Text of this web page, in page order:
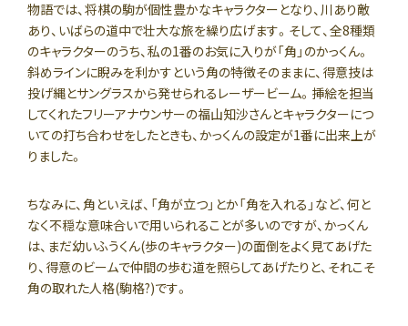
物語では、将棋の駒が個性豊かなキャラクターとなり、川あり敵
あり、いばらの道中で壮大な旅を繰り広げます。そして、全8種類
のキャラクターのうち、私の1番のお気に入りが「角」のかっくん。
斜めラインに睨みを利かすという角の特徴そのままに、得意技は
投げ縄とサングラスから発せられるレーザービーム。挿絵を担当
してくれたフリーアナウンサーの福山知沙さんとキャラクターにつ
いての打ち合わせをしたときも、かっくんの設定が1番に出来上が
りました。
ちなみに、角といえば、「角が立つ」とか「角を入れる」など、何と
なく不穏な意味合いで用いられることが多いのですが、かっくん
は、まだ幼いふうくん(歩のキャラクター)の面倒をよく見てあげた
り、得意のビームで仲間の歩む道を照らしてあげたりと、それこそ
角の取れた人格(駒格?)です。